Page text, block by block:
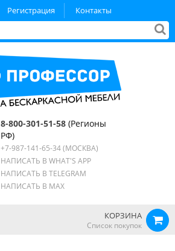
Регистрация Контакты
8-800-301-51-58 (Регионы
РФ)
+7-987-141-65-34(МОСКВА)
НАПИСАТЬ В WHAT'S APP
НАПИСАТЬ В TELEGRAM
НАПИСАТЬ В MAX
КОРЗИНА
Список покупок